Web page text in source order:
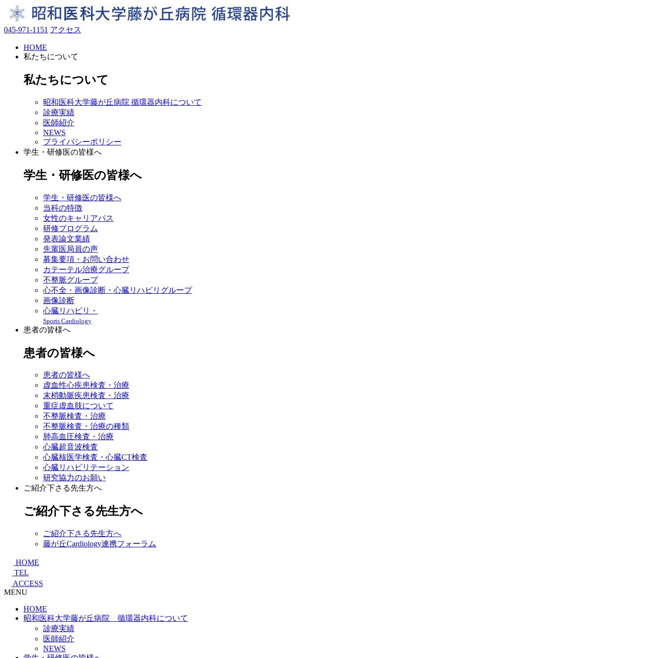
045-971-1151 アクセス
HOME
私たちについて
私たちについて
昭和医科大学藤が丘病院 循環器内科について
診療実績
医師紹介
NEWS
プライバシーポリシー
学生・研修医の皆様へ
学生・研修医の皆様へ
学生・研修医の皆様へ
当科の特徴
女性のキャリアパス
研修プログラム
発表論文業績
先輩医局員の声
募集要項・お問い合わせ
カテーテル治療グループ
不整脈グループ
心不全・画像診断・心臓リハビリグループ
画像診断
心臓リハビリ・
Sports Cardiology
患者の皆様へ
患者の皆様へ
患者の皆様へ
虚血性心疾患検査・治療
末梢動脈疾患検査・治療
重症虚血肢について
不整脈検査・治療
不整脈検査・治療の種類
肺高血圧検査・治療
心臓超音波検査
心臓核医学検査・心臓CT検査
心臓リハビリテーション
研究協力のお願い
ご紹介下さる先生方へ
ご紹介下さる先生方へ
ご紹介下さる先生方へ
藤が丘Cardiology連携フォーラム
HOME
TEL
ACCESS
MENU
HOME
昭和医科大学藤が丘病院 循環器内科について
診療実績
医師紹介
NEWS